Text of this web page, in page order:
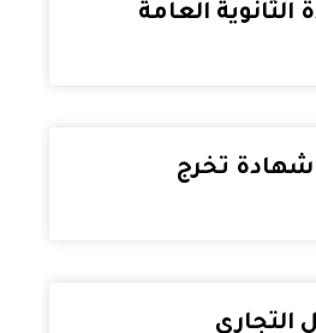
العامة
تخرج
التجاري